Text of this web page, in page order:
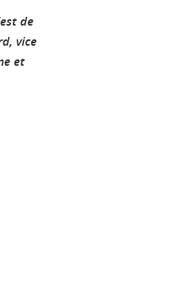
de
vice
et